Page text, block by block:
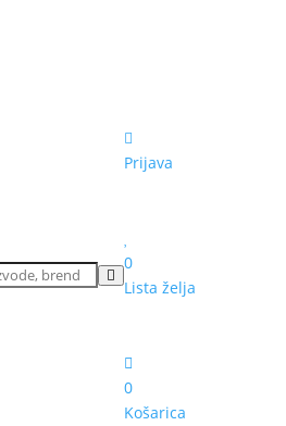
Prijava
0
Lista želja
0
Košarica